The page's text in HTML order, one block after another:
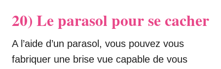
20) Le parasol pour se cacher
A l’aide d’un parasol, vous pouvez vous
fabriquer une brise vue capable de vous